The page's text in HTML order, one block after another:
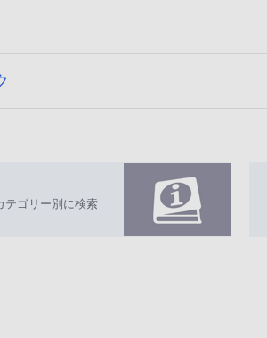
1
テゴリー別に検索